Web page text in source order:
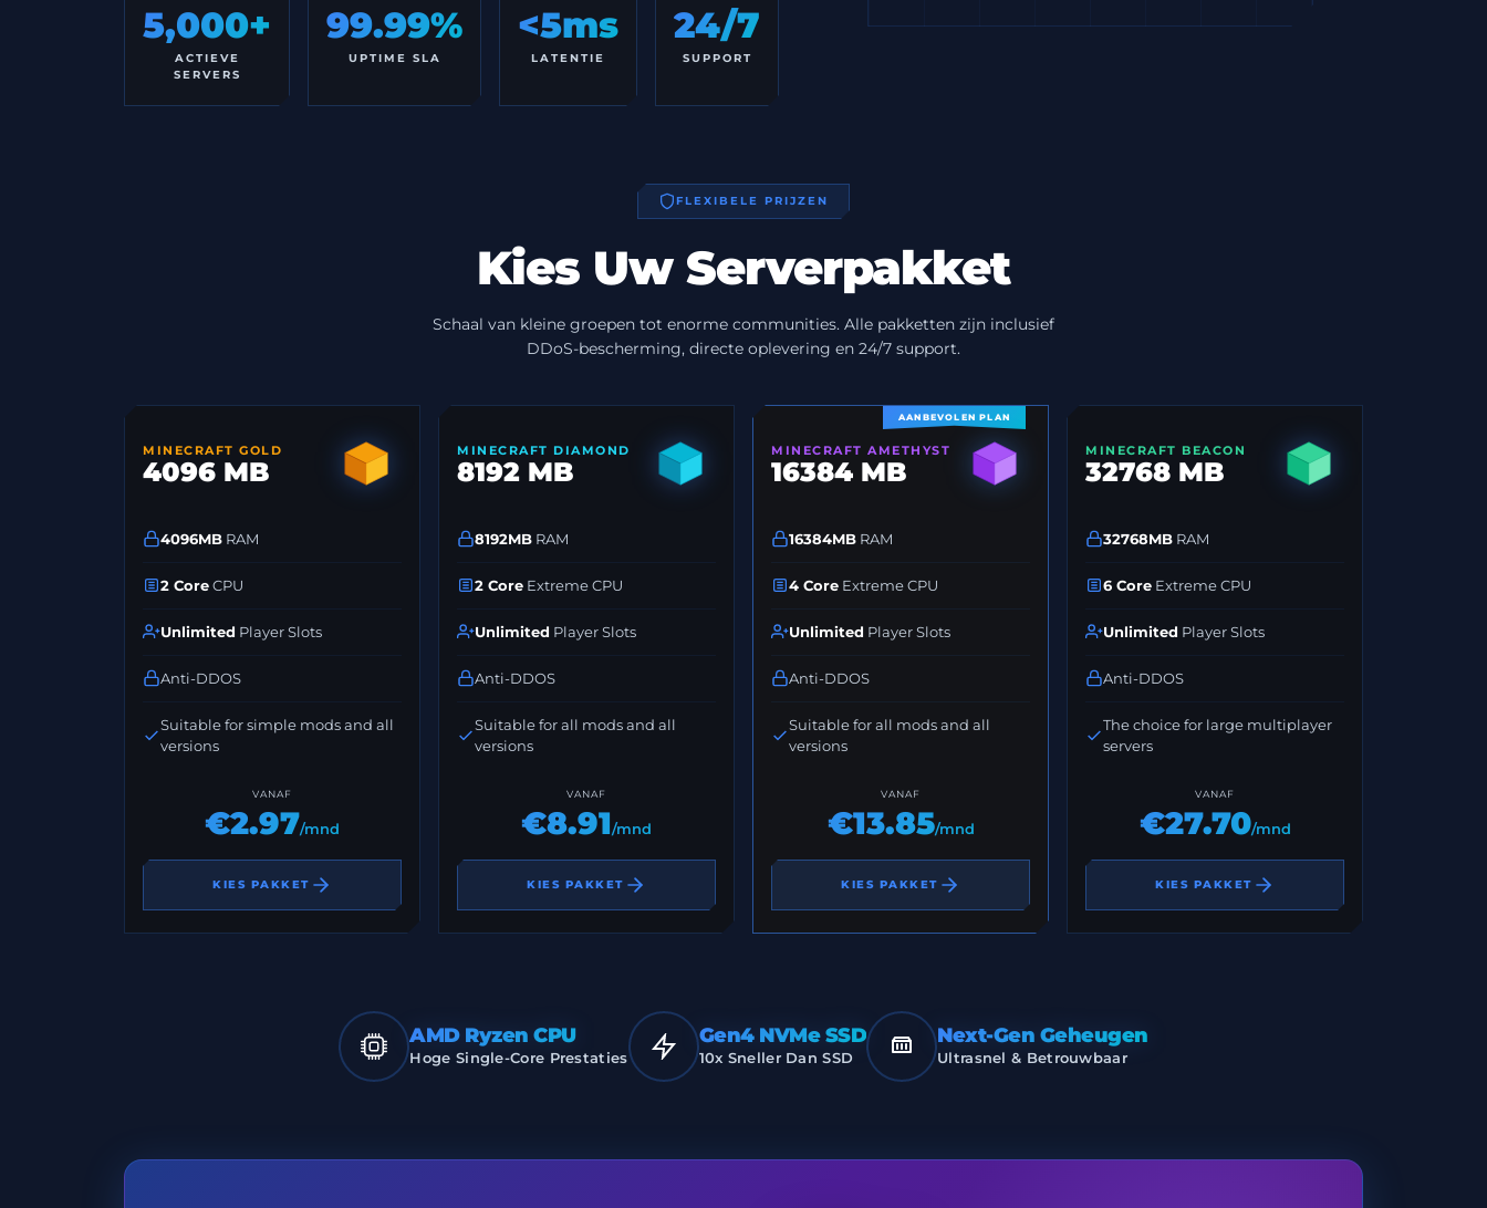
5,000+
ACTIEVE
SERVERS
99.99%
UPTIME SLA
<5ms
LATENTIE
24/7
SUPPORT
FLEXIBELE PRIJZEN
Kies Uw Serverpakket
Schaal van kleine groepen tot enorme communities. Alle pakketten zijn inclusief
DDoS-bescherming, directe oplevering en 24/7 support.
MINECRAFT GOLD
4096 MB
4096MB RAM
2 CoreCPU
Unlimited Player Slots
Anti-DDOS
Suitable for simple mods and all
versions
VANAF
€2.97/mnd
KIES PAKKET
MINECRAFT DIAMOND
8192 MB
8192MB RAM
2 Core Extreme CPU
Unlimited Player Slots
Anti-DDOS
Suitable for all mods and all
versions
VANAF
€8.91/mnd
KIES PAKKET
AANBEVOLEN PLAN
MINECRAFT AMETHYST
16384 MB
16384MB RAM
4 Core Extreme CPU
Unlimited Player Slots
Anti-DDOS
Suitable for all mods and all
versions
VANAF
€13.85/mnd
KIES PAKKET
MINECRAFT BEACON
32768 MB
32768MB RAM
6 Core Extreme CPU
Unlimited Player Slots
Anti-DDOS
The choice for large multiplayer
servers
VANAF
€27.70/mnd
KIES PAKKET
AMD Ryzen CPU
Hoge Single-Core Prestaties
Gen4 NVMe SSD
10x Sneller Dan SSD
Next-Gen Geheugen
Ultrasnel & Betrouwbaar